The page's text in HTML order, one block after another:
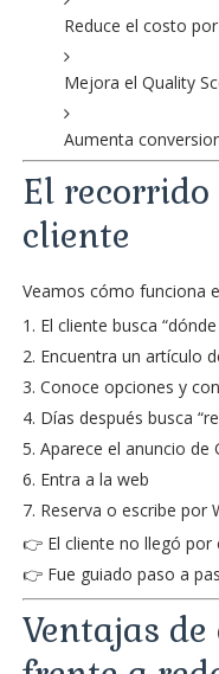
Reduce el costo
Mejora el Quality
Aumenta
El
cliente
Veamos cómo funciona
El cliente busca
Encuentra un artículo
Conoce opciones y
Días después busca
Aparece el anuncio de
Entra a la web
Reserva o escribe por
👉 El cliente no llegó por
👉 Fue guiado paso a
Ventajas de